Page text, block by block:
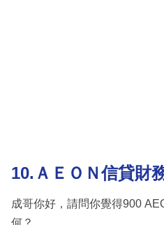
10.ＡＥＯＮ信貸財
成哥你好，請問你覺得900
何？